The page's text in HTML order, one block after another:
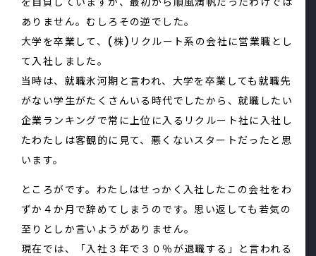
ありません。むしろその逆でした。
大学を卒業して、(株)リクルート系の会社に営業職とし
て入社しました。
当時は、就職氷河期と言われ、大学を卒業しても就職先
がない学生がたくさんいる時代でしたから、就職したい
企業ランキングで常に上位に入るリクルート社に入社し
たわたしは客観的に見て、悪くないスタートだったと思
います。
ところがです。わたしはせっかく入社したこの会社をわ
ずか４か月で辞めてしまうのです。思い返しても若気の
至りとしか言いようがありません。
現在では、「入社３年で３０％が退職する」と言われる